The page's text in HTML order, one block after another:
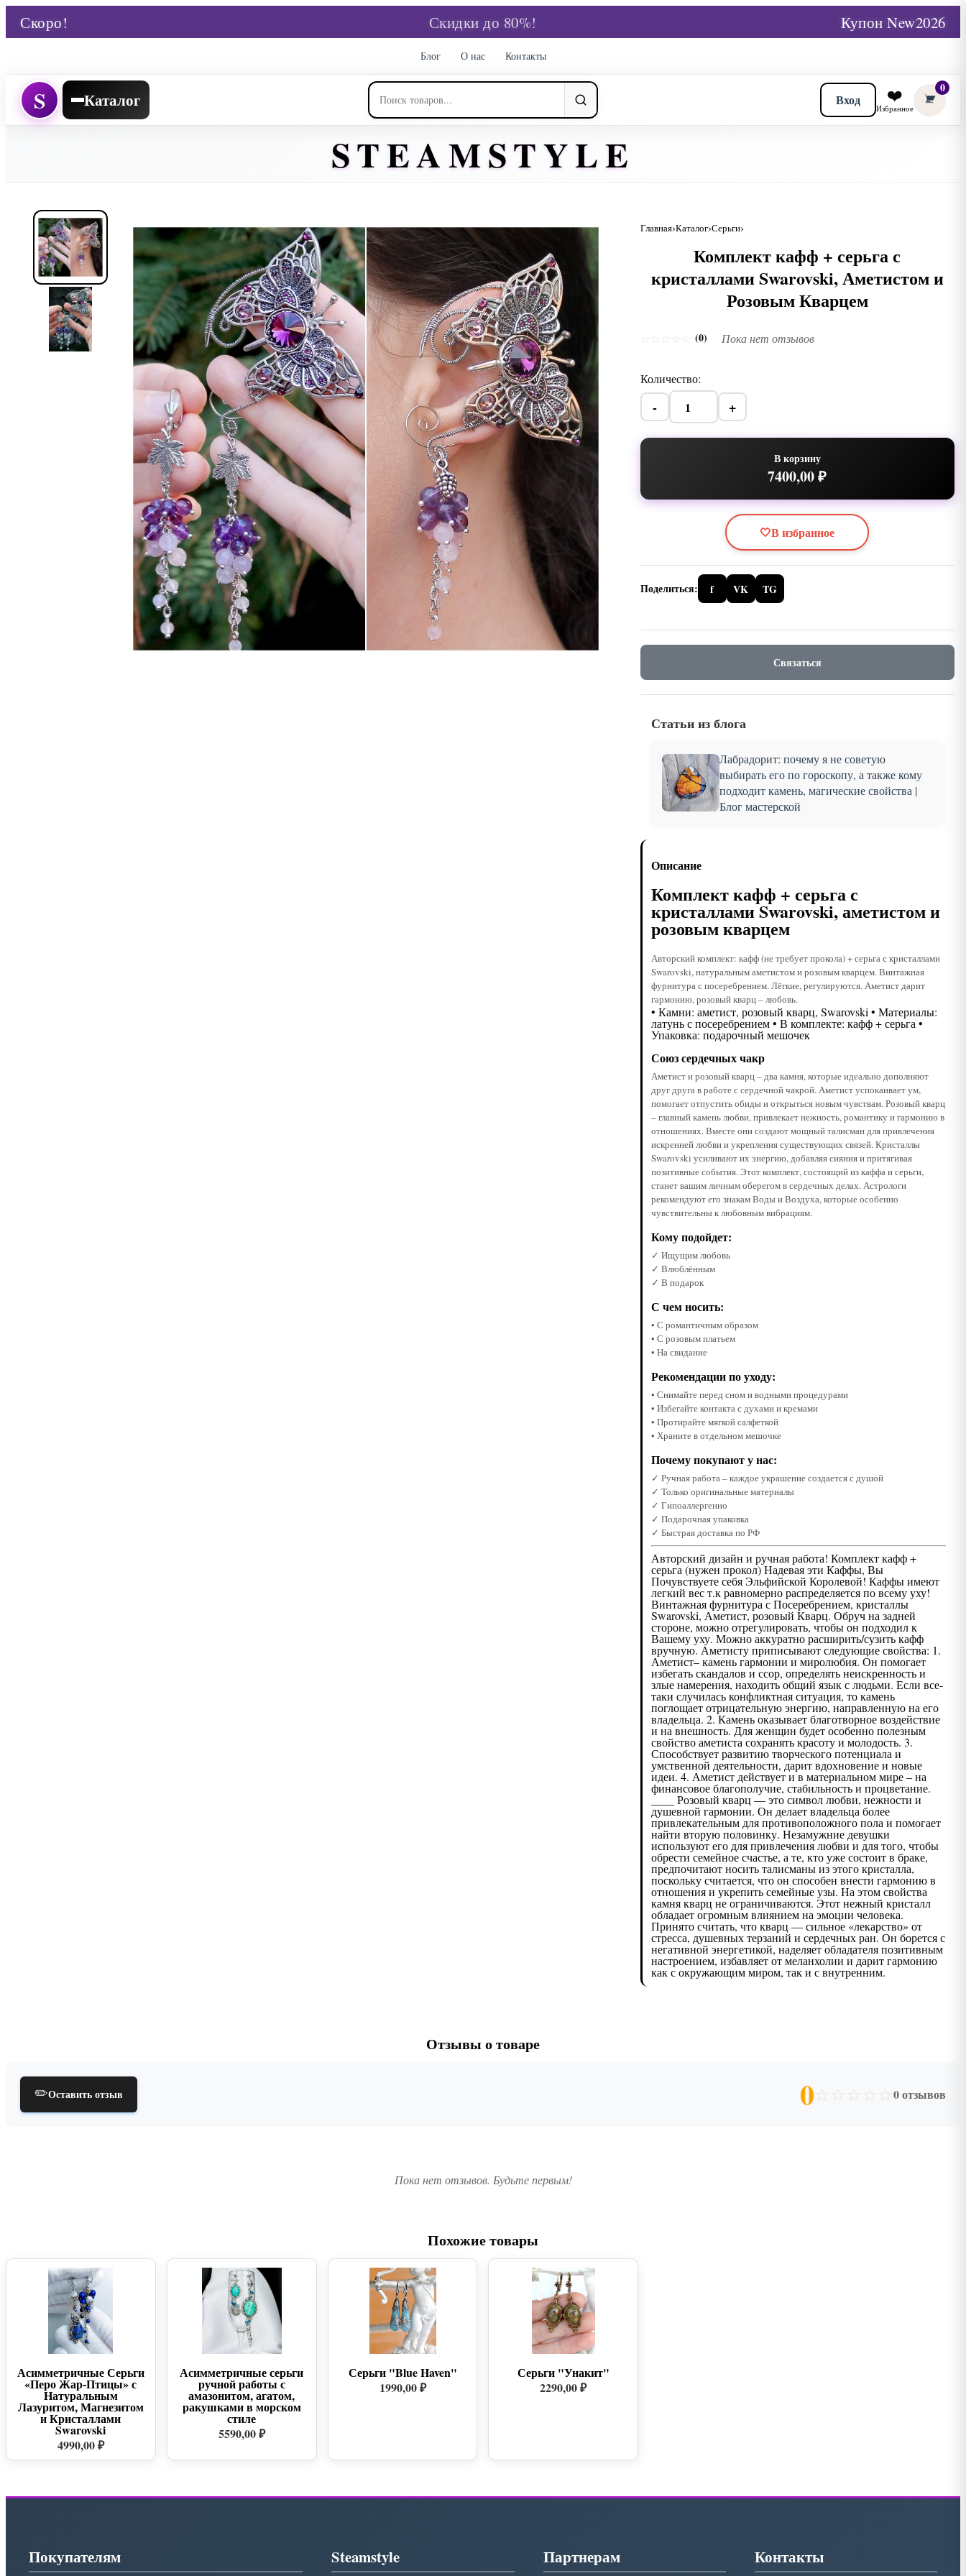
Скоро! Скидки до 80%! Купон New2026
Блог О нас Контакты
S Каталог Вход ❤️
Избранное
0
STEAMSTYLE
Главная Каталог Серьги
Комплект кафф + серьга с
кристаллами Swarovski, Аметистом и
Розовым Кварцем
(0) Пока нет отзывов
Количество:
- +
В корзину
7400,00 ₽
🤍В избранное
Поделиться: f VK TG
Связаться
Статьи из блога
Лабрадорит: почему я не советую
выбирать его по гороскопу, а также кому
подходит камень, магические свойства |
Блог мастерской
Описание
Комплект кафф + серьга с
кристаллами Swarovski, аметистом и
розовым кварцем
Авторский комплект: кафф (не требует прокола) + серьга с кристаллами
Swarovski, натуральным аметистом и розовым кварцем. Винтажная
фурнитура с посеребрением. Лёгкие, регулируются. Аметист дарит
гармонию, розовый кварц – любовь.
• Камни: аметист, розовый кварц, Swarovski • Материалы:
латунь с посеребрением • В комплекте: кафф + серьга •
Упаковка: подарочный мешочек
Союз сердечных чакр
Аметист и розовый кварц – два камня, которые идеально дополняют
друг друга в работе с сердечной чакрой. Аметист успокаивает ум,
помогает отпустить обиды и открыться новым чувствам. Розовый кварц
– главный камень любви, привлекает нежность, романтику и гармонию в
отношениях. Вместе они создают мощный талисман для привлечения
искренней любви и укрепления существующих связей. Кристаллы
Swarovski усиливают их энергию, добавляя сияния и притягивая
позитивные события. Этот комплект, состоящий из каффа и серьги,
станет вашим личным оберегом в сердечных делах. Астрологи
рекомендуют его знакам Воды и Воздуха, которые особенно
чувствительны к любовным вибрациям.
Кому подойдет:
✓ Ищущим любовь
✓ Влюблённым
✓ В подарок
С чем носить:
• С романтичным образом
• С розовым платьем
• На свидание
Рекомендации по уходу:
• Снимайте перед сном и водными процедурами
• Избегайте контакта с духами и кремами
• Протирайте мягкой салфеткой
• Храните в отдельном мешочке
Почему покупают у нас:
✓ Ручная работа – каждое украшение создается с душой
✓ Только оригинальные материалы
✓ Гипоаллергенно
✓ Подарочная упаковка
✓ Быстрая доставка по РФ
Авторский дизайн и ручная работа! Комплект кафф +
серьга (нужен прокол) Надевая эти Каффы, Вы
Почувствуете себя Эльфийской Королевой! Каффы имеют
легкий вес т.к равномерно распределяется по всему уху!
Винтажная фурнитура с Посеребрением, кристаллы
Swarovski, Аметист, розовый Кварц. Обруч на задней
стороне, можно отрегулировать, чтобы он подходил к
Вашему уху. Можно аккуратно расширить/сузить кафф
вручную. Аметисту приписывают следующие свойства: 1.
Аметист– камень гармонии и миролюбия. Он помогает
избегать скандалов и ссор, определять неискренность и
злые намерения, находить общий язык с людьми. Если все-
таки случилась конфликтная ситуация, то камень
поглощает отрицательную энергию, направленную на его
владельца. 2. Камень оказывает благотворное воздействие
и на внешность. Для женщин будет особенно полезным
свойство аметиста сохранять красоту и молодость. 3.
Способствует развитию творческого потенциала и
умственной деятельности, дарит вдохновение и новые
идеи. 4. Аметист действует и в материальном мире – на
финансовое благополучие, стабильность и процветание.
____ Розовый кварц — это символ любви, нежности и
душевной гармонии. Он делает владельца более
привлекательным для противоположного пола и помогает
найти вторую половинку. Незамужние девушки
используют его для привлечения любви и для того, чтобы
обрести семейное счастье, а те, кто уже состоит в браке,
предпочитают носить талисманы из этого кристалла,
поскольку считается, что он способен внести гармонию в
отношения и укрепить семейные узы. На этом свойства
камня кварц не ограничиваются. Этот нежный кристалл
обладает огромным влиянием на эмоции человека.
Принято считать, что кварц — сильное «лекарство» от
стресса, душевных терзаний и сердечных ран. Он борется с
негативной энергетикой, наделяет обладателя позитивным
настроением, избавляет от меланхолии и дарит гармонию
как с окружающим миром, так и с внутренним.
Отзывы о товаре
✏️Оставить отзыв 0 ☆ ☆ ☆ ☆ ☆ 0 отзывов
Пока нет отзывов. Будьте первым!
Похожие товары
Асимметричные Серьги
«Перо Жар-Птицы» с
Натуральным
Лазуритом, Магнезитом
и Кристаллами
Swarovski
4990,00 ₽
Асимметричные серьги
ручной работы с
амазонитом, агатом,
ракушками в морском
стиле
5590,00 ₽
Серьги "Blue Haven"
1990,00 ₽
Серьги "Унакит"
2290,00 ₽
Покупателям Steamstyle Партнерам Контакты